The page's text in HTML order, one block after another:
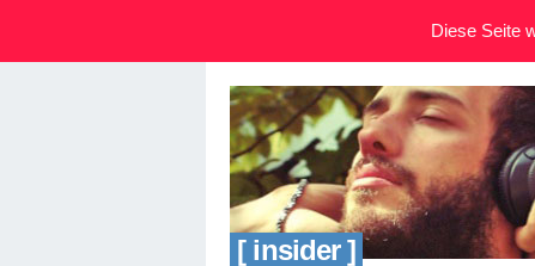
[ insider ]
Diese Seite